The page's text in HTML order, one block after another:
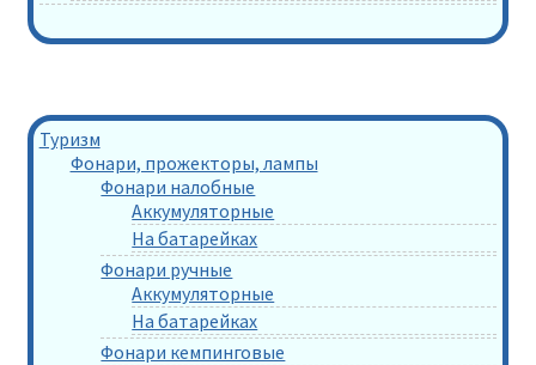
Туризм
Фонари, прожекторы, лампы
Фонари налобные
Аккумуляторные
На батарейках
Фонари ручные
Аккумуляторные
На батарейках
Фонари кемпинговые